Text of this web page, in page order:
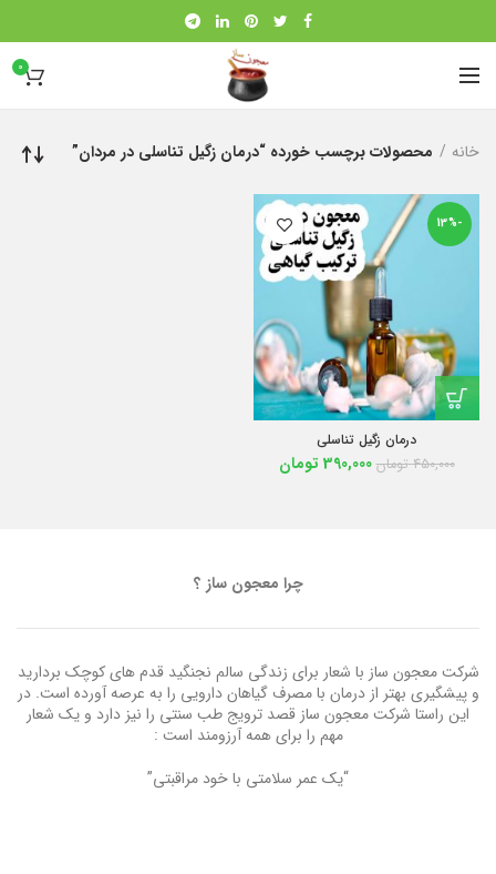
0
خانه محصولات برچسب خورده “درمان زگیل تناسلی در مردان”
-13%
درمان زگیل تناسلی
450,000 تومان 390,000 تومان
چرا معجون ساز ؟
شرکت معجون ساز با شعار برای زندگی سالم نجنگید قدم های کوچک بردارید
و پیشگیری بهتر از درمان با مصرف گیاهان دارویی را به عرصه آورده است. در
این راستا شرکت معجون ساز قصد ترویج طب سنتی را نیز دارد و یک شعار
مهم را برای همه آرزومند است :
“یک عمر سلامتی با خود مراقبتی”